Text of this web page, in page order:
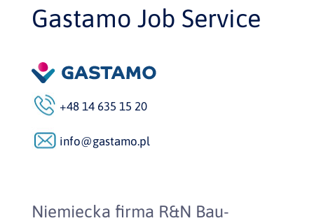
Gastamo Job Service
+48 14 635 15 20
info@gastamo.pl
Niemiecka firma R&N Bau-